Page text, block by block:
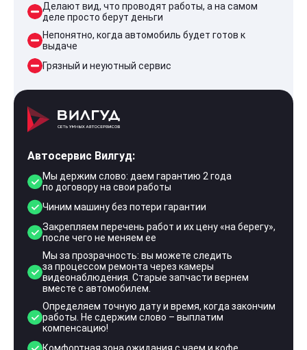
Делают вид, что проводят работы, а на самом
деле просто берут деньги
Непонятно, когда автомобиль будет готов к
выдаче
Грязный и неуютный сервис
Автосервис Вилгуд:
Мы держим слово: даем гарантию 2 года
по договору на свои работы
Чиним машину без потери гарантии
Закрепляем перечень работ и их цену «на берегу»,
после чего не меняем ее
Мы за прозрачность: вы можете следить
за процессом ремонта через камеры
видеонаблюдения. Старые запчасти вернем
вместе с автомобилем.
Определяем точную дату и время, когда закончим
работы. Не сдержим слово – выплатим
компенсацию!
Комфортная зона ожидания с чаем и кофе